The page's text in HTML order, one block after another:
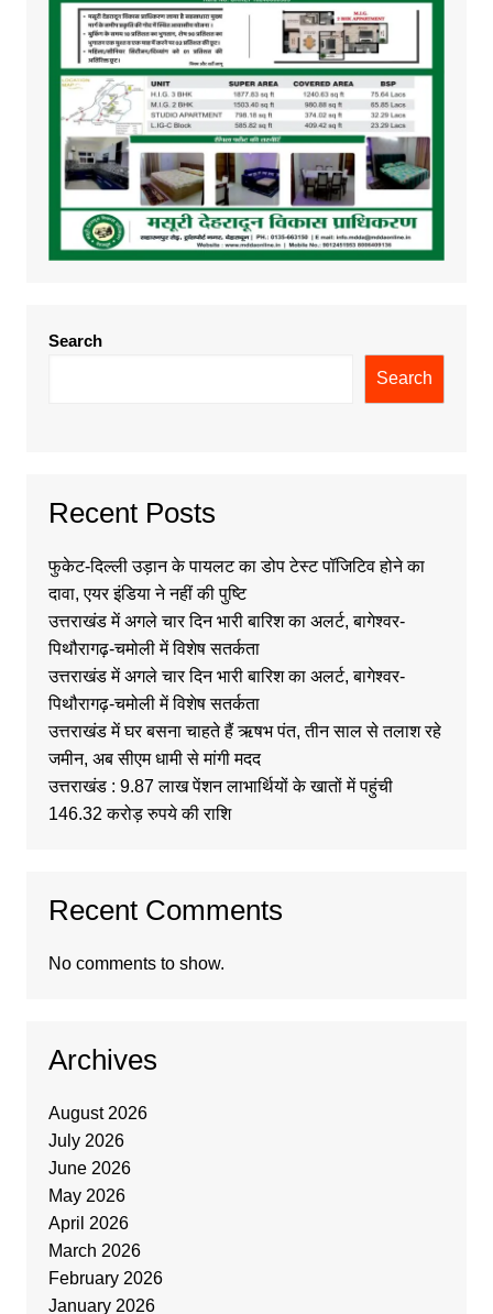
Search
Search
Recent Posts
फुकेट-दिल्ली उड़ान के पायलट का डोप टेस्ट पॉजिटिव होने का
दावा, एयर इंडिया ने नहीं की पुष्टि
उत्तराखंड में अगले चार दिन भारी बारिश का अलर्ट, बागेश्वर-
पिथौरागढ़-चमोली में विशेष सतर्कता
उत्तराखंड में अगले चार दिन भारी बारिश का अलर्ट, बागेश्वर-
पिथौरागढ़-चमोली में विशेष सतर्कता
उत्तराखंड में घर बसना चाहते हैं ऋषभ पंत, तीन साल से तलाश रहे
जमीन, अब सीएम धामी से मांगी मदद
उत्तराखंड : 9.87 लाख पेंशन लाभार्थियों के खातों में पहुंची
146.32 करोड़ रुपये की राशि
Recent Comments
No comments to show.
Archives
August 2026
July 2026
June 2026
May 2026
April 2026
March 2026
February 2026
January 2026